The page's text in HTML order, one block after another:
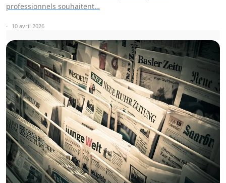
professionnels souhaitent…
10 avril 2026